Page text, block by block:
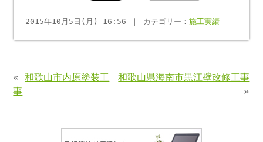
2015年10月5日(月) 16:56 ｜ カテゴリー：施工実績
«和歌山市内原塗装工
事
和歌山県海南市黒江壁改修工事
»